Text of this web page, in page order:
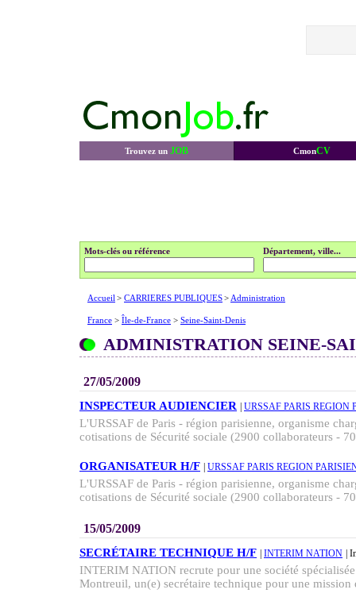
Trouvez un JOB CmonCV
Mots-clés ou référence Département, ville...
Accueil > CARRIERES PUBLIQUES> Administration
France > Île-de-France > Seine-Saint-Denis
ADMINISTRATION SEINE-
27/05/2009
INSPECTEUR AUDIENCIER URSSAF PARIS REGION
L'URSSAF de Paris - région parisienne, organisme
cotisations de Sécurité sociale (2900 collaborateurs -
ORGANISATEUR H/F URSSAF PARIS REGION
L'URSSAF de Paris - région parisienne, organisme
cotisations de Sécurité sociale (2900 collaborateurs -
15/05/2009
SECRÉTAIRE TECHNIQUE H/F INTERIM NATION |
INTERIM NATION recrute pour une société
Montreuil, un(e) secrétaire technique pour une mission